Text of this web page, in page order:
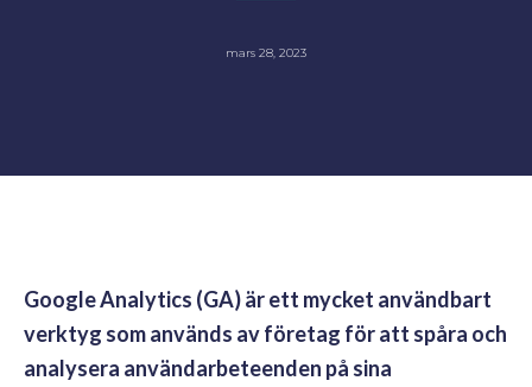
mars 28, 2023
Google Analytics (GA) är ett mycket användbart
verktyg som används av företag för att spåra och
analysera användarbeteenden på sina